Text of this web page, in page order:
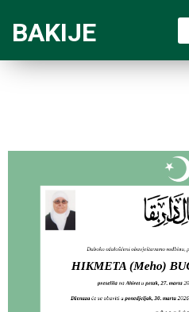
BAKIJE